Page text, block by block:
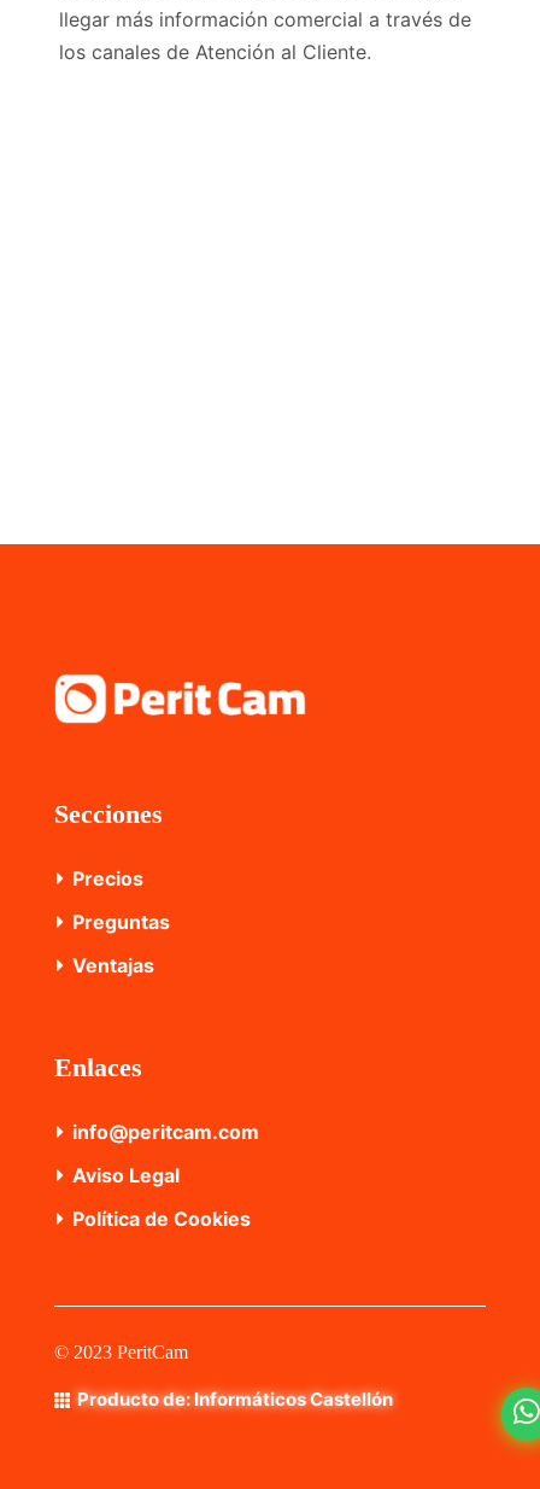
llegar más información comercial a través de
los canales de Atención al Cliente.

Secciones
Precios
Preguntas
Ventajas
Enlaces
info@peritcam.com
Aviso Legal
Política de Cookies
© 2023 PeritCam
Producto de: Informáticos Castellón